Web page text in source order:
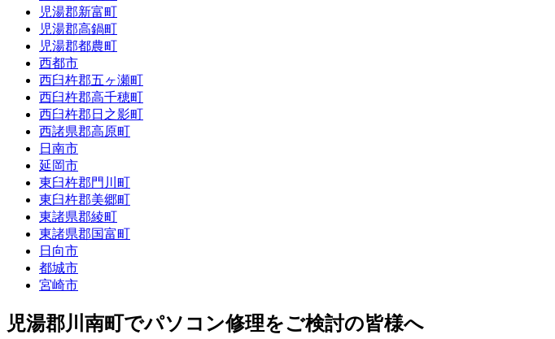
児湯郡新富町
児湯郡高鍋町
児湯郡都農町
西都市
西臼杵郡五ヶ瀬町
西臼杵郡高千穂町
西臼杵郡日之影町
西諸県郡高原町
日南市
延岡市
東臼杵郡門川町
東臼杵郡美郷町
東諸県郡綾町
東諸県郡国富町
日向市
都城市
宮崎市
児湯郡川南町でパソコン修理をご検討の皆様へ